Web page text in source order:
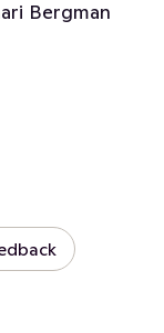
Bergman